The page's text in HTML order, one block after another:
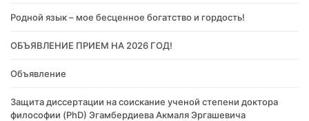
Родной язык – мое бесценное богатство и гордость!
ОБЪЯВЛЕНИЕ ПРИЕМ НА 2026 ГОД!
Объявление
Защита диссертации на соискание ученой степени доктора
философии (PhD) Эгамбердиева Акмаля Эргашевича